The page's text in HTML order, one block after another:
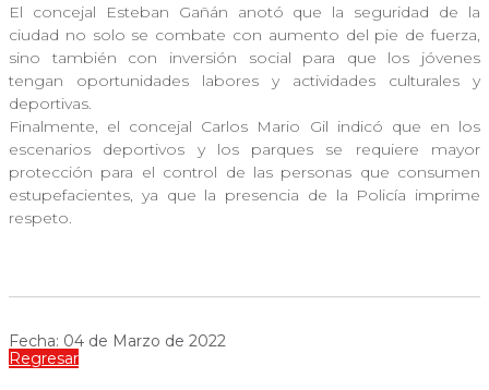
El concejal Esteban Gañán anotó que la seguridad de la
ciudad no solo se combate con aumento del pie de fuerza,
sino también con inversión social para que los jóvenes
tengan oportunidades labores y actividades culturales y
deportivas.
Finalmente, el concejal Carlos Mario Gil indicó que en los
escenarios deportivos y los parques se requiere mayor
protección para el control de las personas que consumen
estupefacientes, ya que la presencia de la Policía imprime
respeto.
Fecha: 04 de Marzo de 2022
Regresar